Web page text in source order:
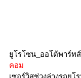
ยูโรโซน_ออโต้พาร์ทส์
คอม